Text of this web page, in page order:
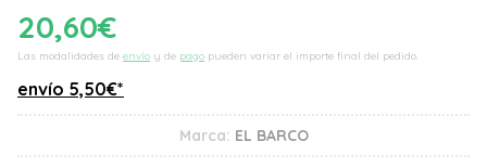
20,60€
Las modalidades de envío y de pago pueden variar el importe final del pedido.
envío 5,50€*
Marca: EL BARCO